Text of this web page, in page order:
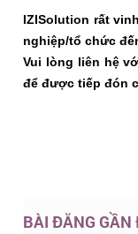
IZISolution rất
nghiệp/tổ chức
Vui lòng liên hệ
để được tiếp đón
BÀI ĐĂNG GẦN